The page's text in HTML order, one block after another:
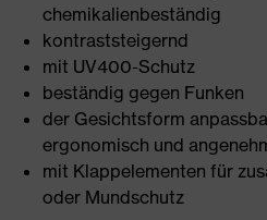
chemikalienbeständig
kontraststeigernd
mit UV400-Schutz
beständig gegen Funken
der Gesichtsform
ergonomisch und
mit Klappelementen für
oder Mundschutz